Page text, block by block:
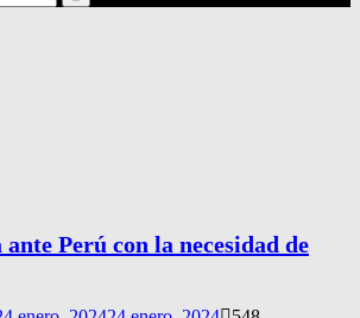
Search
Perú con la necesidad de